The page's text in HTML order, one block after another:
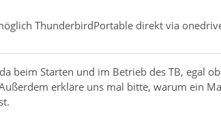
ThunderbirdPortable direkt via
beim Starten und im Betrieb des TB, egal
erkläre uns mal bitte, warum ein